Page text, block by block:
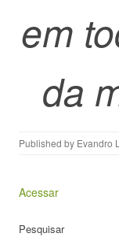
em
da
Published by Evandro
Acessar
Pesquisar